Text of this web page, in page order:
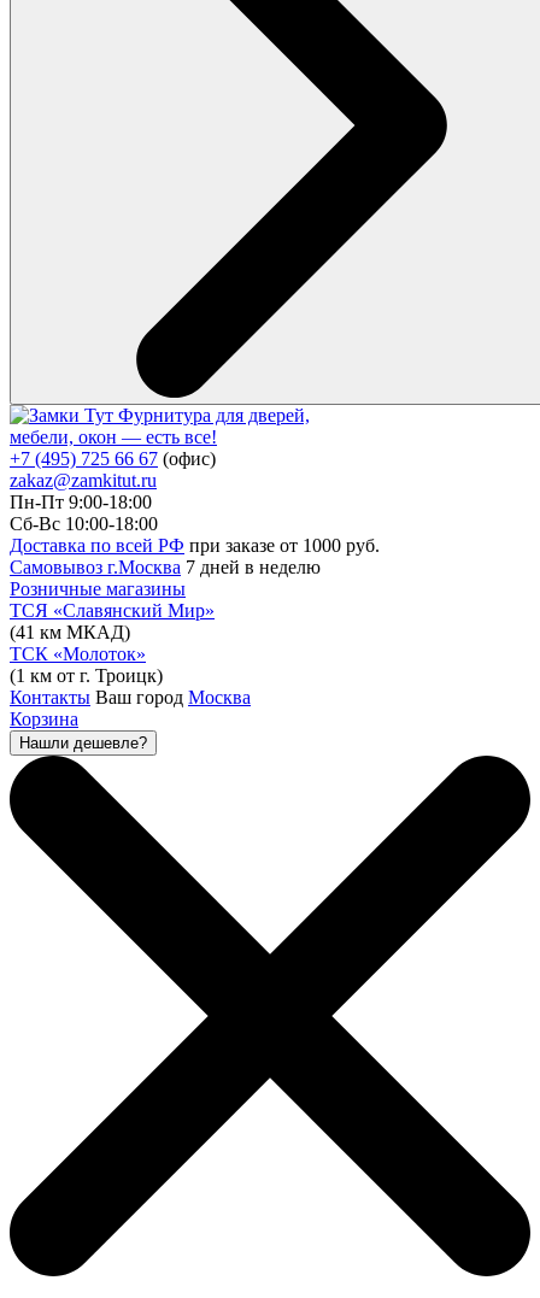
Фурнитура для дверей,
мебели, окон — есть все!
+7 (495) 725 66 67 (офис)
zakaz@zamkitut.ru
Пн-Пт 9:00-18:00
Сб-Вс 10:00-18:00
Доставка по всей РФ при заказе от 1000 руб.
Самовывоз г.Москва 7 дней в неделю
Розничные магазины
ТСЯ «Славянский Мир»
(41 км МКАД)
ТСК «Молоток»
(1 км от г. Троицк)
Контакты Ваш город Москва
Корзина
Нашли дешевле?